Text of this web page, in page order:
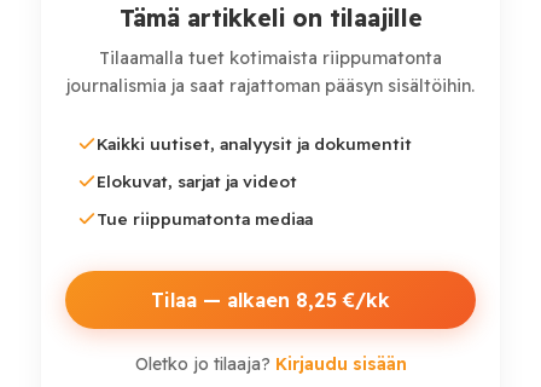
Selvityksen toteuttivat tutkijat Ruotsin
maatalousyliopistosta (SLU) ja Lundin yliopistosta.
Tutkimus perustuu kymmenelle tuhannelle
jonka tavoitteena oli kartoittaa maatalousyrittäjien
psyykkistä hyvinvointia, työn kuormitustekijöitä ja
tuen tarvetta.
Tämä artikkeli on tilaajille
Tilaamalla tuet kotimaista riippumatonta
journalismia ja saat rajattoman pääsyn sisältöihin.
Kaikki uutiset, analyysit ja dokumentit
Elokuvat, sarjat ja videot
Tue riippumatonta mediaa
Tilaa — alkaen 8,25 €/kk
Oletko jo tilaaja? Kirjaudu sisään